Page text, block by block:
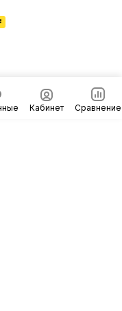
Кабинет Сравнение